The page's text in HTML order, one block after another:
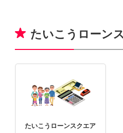
たいこうローン
たいこうローンスクエア